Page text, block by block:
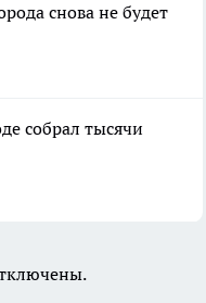
снова не будет
собрал тысячи